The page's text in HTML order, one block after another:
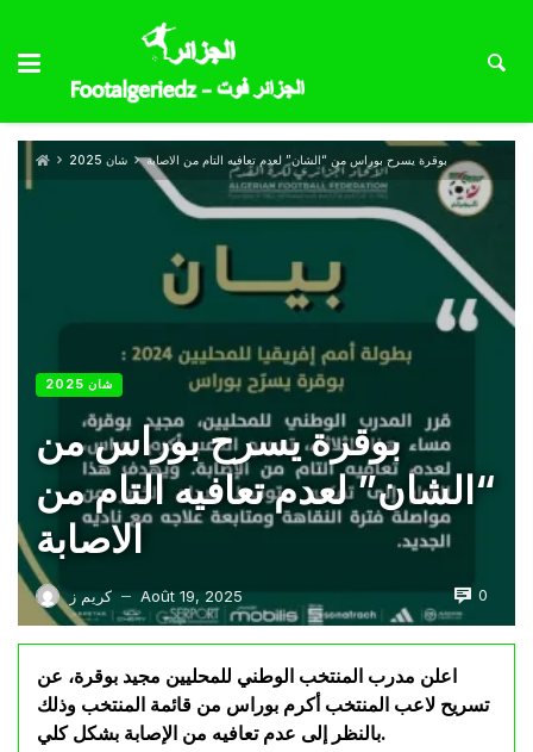
شان 2025 بوقرة يسرح بوراس من “الشان” لعدم تعافيه التام من الاصابة
شان 2025
بوقرة يسرح بوراس من
“الشان” لعدم تعافيه التام من
الاصابة
كريم ز — Août 19, 2025 0
اعلن مدرب المنتخب الوطني للمحليين مجيد بوقرة، عن
تسريح لاعب المنتخب أكرم بوراس من قائمة المنتخب وذلك
بالنظر إلى عدم تعافيه من الإصابة بشكل كلي.